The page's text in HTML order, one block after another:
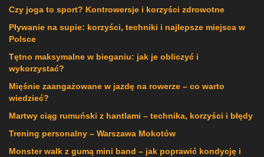
Czy joga to sport? Kontrowersje i korzyści zdrowotne
Pływanie na supie: korzyści, techniki i najlepsze miejsca w
Polsce
Tętno maksymalne w bieganiu: jak je obliczyć i
wykorzystać?
Mięśnie zaangażowane w jazdę na rowerze – co warto
wiedzieć?
Martwy ciąg rumuński z hantlami – technika, korzyści i błędy
Trening personalny – Warszawa Mokotów
Monster walk z gumą mini band – jak poprawić kondycję i